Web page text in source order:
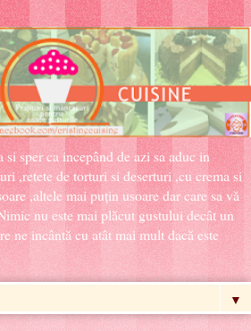
sper ca incepând de azi sa aduc in
,retete de torturi si deserturi ,cu crema si
,altele mai puțin usoare dar care sa vă
nu este mai plăcut gustului decât un
ne incântă cu atât mai mult dacă este
▼